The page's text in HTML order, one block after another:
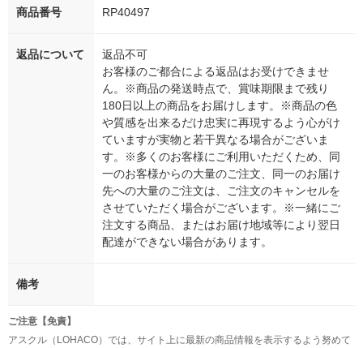
商品番号 RP40497
返品について
返品不可
お客様のご都合による返品はお受けできませ
ん。※商品の発送時点で、賞味期限まで残り
180日以上の商品をお届けします。※商品の色
や質感を出来るだけ忠実に再現するよう心がけ
ていますが実物と若干異なる場合がございま
す。※多くのお客様にご利用いただくため、同
一のお客様からの大量のご注文、同一のお届け
先への大量のご注文は、ご注文のキャンセルを
させていただく場合がございます。※一緒にご
注文する商品、またはお届け地域等により翌日
配達ができない場合があります。
備考
ご注意【免責】
アスクル（LOHACO）では、サイト上に最新の商品情報を表示するよう努めて